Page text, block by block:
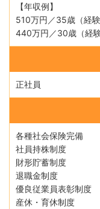
【年収例】
510万円／35歳（経
440万円／30歳（経
正社員
各種社会保険完備
社員持株制度
財形貯蓄制度
退職金制度
優良従業員表彰制度
産休・育休制度